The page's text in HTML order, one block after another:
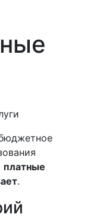
платные
.